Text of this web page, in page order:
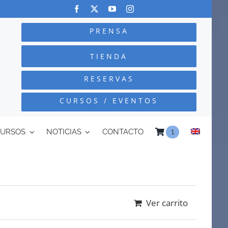
PRENSA
TIENDA
RESERVAS
CURSOS / EVENTOS
NOTICIAS CONTACTO 1
Ver carrito